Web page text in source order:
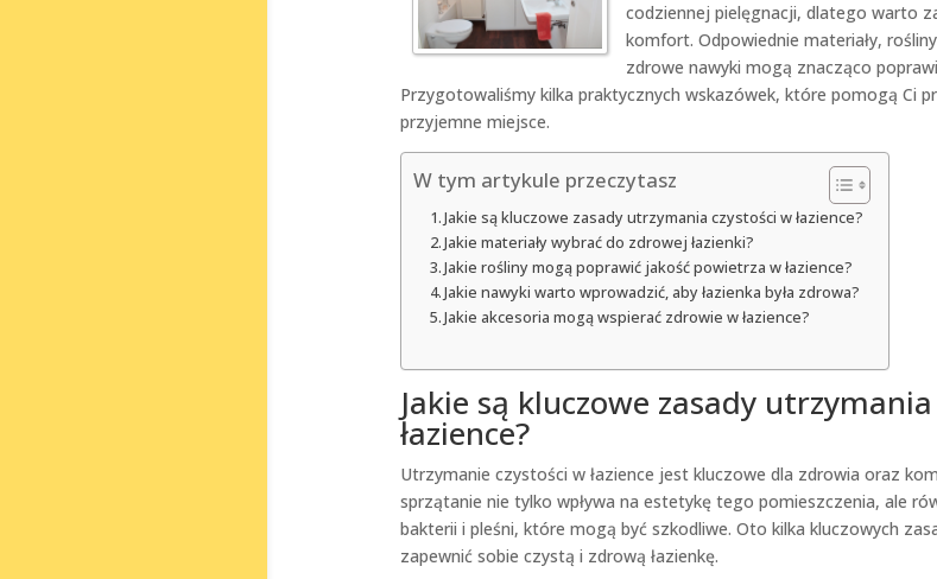
codziennej pielęgnacji, dlatego warto
komfort. Odpowiednie materiały,
zdrowe nawyki mogą znacząco
Przygotowaliśmy kilka praktycznych wskazówek, które pomogą Ci
przyjemne miejsce.
W tym artykule przeczytasz
Jakie są kluczowe zasady utrzymania czystości w łazience?
Jakie materiały wybrać do zdrowej łazienki?
Jakie rośliny mogą poprawić jakość powietrza w łazience?
Jakie nawyki warto wprowadzić, aby łazienka była zdrowa?
Jakie akcesoria mogą wspierać zdrowie w łazience?
Jakie są kluczowe zasady
łazience?
Utrzymanie czystości w łazience jest kluczowe dla zdrowia oraz
sprzątanie nie tylko wpływa na estetykę tego pomieszczenia, ale
bakterii i pleśni, które mogą być szkodliwe. Oto kilka kluczowych
zapewnić sobie czystą i zdrową łazienkę.